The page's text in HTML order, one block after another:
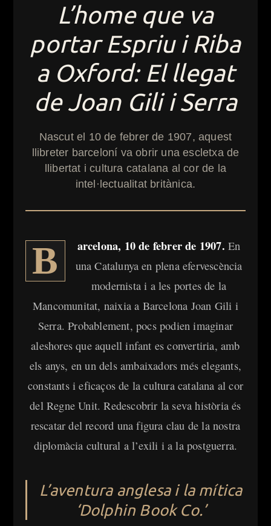
L’home que va
portar Espriu i Riba
a Oxford: El llegat
de Joan Gili i Serra
Nascut el 10 de febrer de 1907, aquest
llibreter barceloní va obrir una escletxa de
llibertat i cultura catalana al cor de la
intel·lectualitat britànica.
B arcelona, 10 de febrer de 1907. En
una Catalunya en plena efervescència
modernista i a les portes de la
Mancomunitat, naixia a Barcelona Joan Gili i
Serra. Probablement, pocs podien imaginar
aleshores que aquell infant es convertiria, amb
els anys, en un dels ambaixadors més elegants,
constants i eficaços de la cultura catalana al cor
del Regne Unit. Redescobrir la seva història és
rescatar del record una figura clau de la nostra
diplomàcia cultural a l’exili i a la postguerra.
L’aventura anglesa i la mítica
‘Dolphin Book Co.’